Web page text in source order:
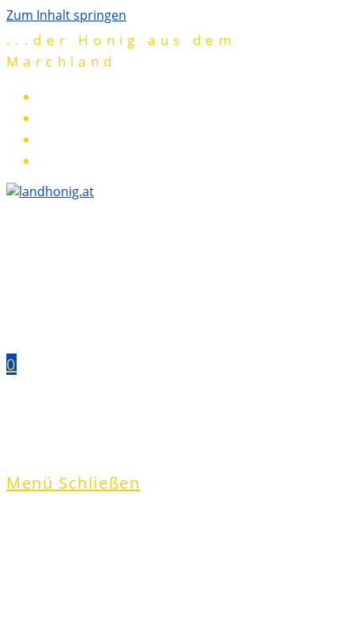
Zum Inhalt springen
...der Honig aus dem
Marchland
0
Menü Schließen